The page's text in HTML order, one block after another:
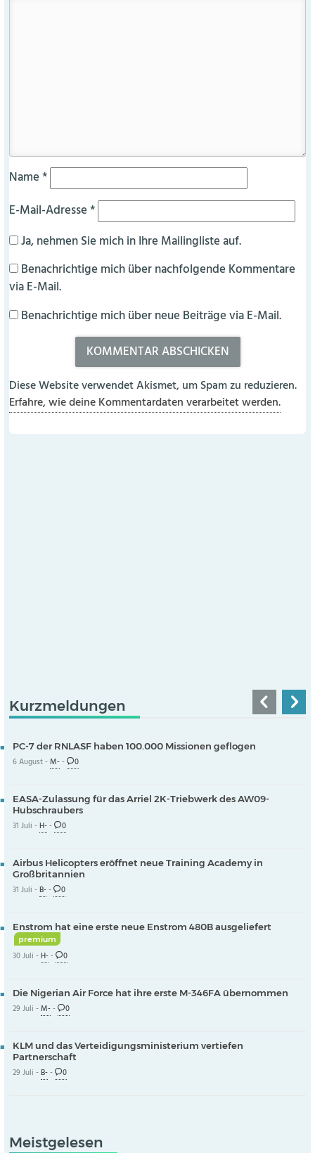
Name*
E-Mail-Adresse*
Ja, nehmen Sie mich in Ihre Mailingliste auf.
Benachrichtige mich über nachfolgende Kommentare
via E-Mail.
Benachrichtige mich über neue Beiträge via E-Mail.
Diese Website verwendet Akismet, um Spam zu reduzieren.
Erfahre, wie deine Kommentardaten verarbeitet werden.
Kurzmeldungen
PC-7 der RNLASF haben 100.000 Missionen geflogen
6 August -M-- 0
EASA-Zulassung für das Arriel 2K-Triebwerk des AW09-
Hubschraubers
31 Juli -H-- 0
Airbus Helicopters eröffnet neue Training Academy in
Großbritannien
31 Juli -B-- 0
Enstrom hat eine erste neue Enstrom 480B ausgeliefert
premium
30 Juli -H-- 0
Die Nigerian Air Force hat ihre erste M-346FA übernommen
29 Juli -M-- 0
KLM und das Verteidigungsministerium vertiefen
Partnerschaft
29 Juli -B-- 0
Meistgelesen